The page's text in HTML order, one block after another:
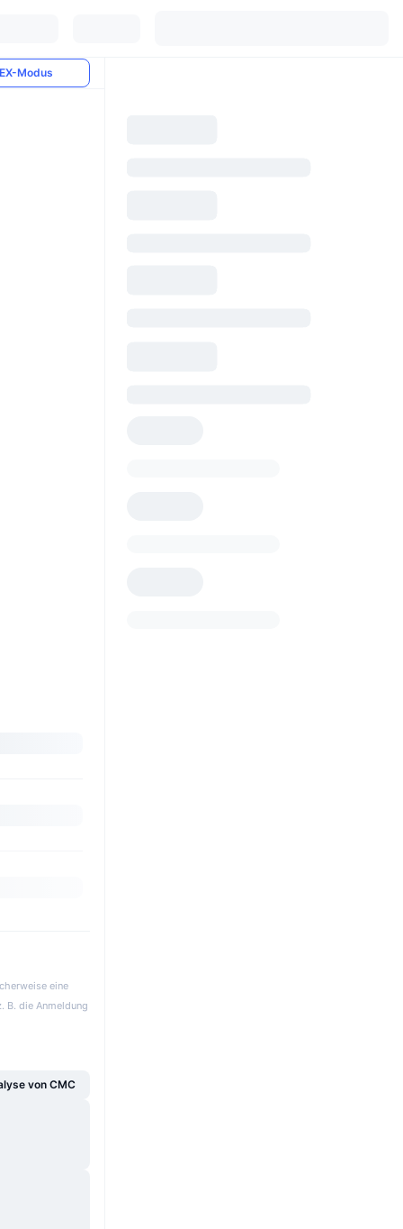
Modus
eine
B. die Anmeldung
von CMC